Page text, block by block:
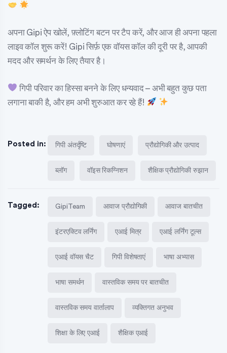
अपना Gipi ऐप खोलें, फ़्लोटिंग बटन पर टैप करें, और आज ही अपना पहला
लाइव कॉल शुरू करें! Gipi सिर्फ़ एक वॉयस कॉल की दूरी पर है, आपकी
मदद और समर्थन के लिए तैयार है।
गिपी परिवार का हिस्सा बनने के लिए धन्यवाद – अभी बहुत कुछ पता
लगाना बाकी है, और हम अभी शुरुआत कर रहे हैं!
Posted in: गिपी अंतर्दृष्टि घोषणाएं प्रौद्योगिकी और उत्पाद
ब्लॉग वॉइस रिकग्निशन शैक्षिक प्रौद्योगिकी रुझान
Tagged: GipiTeam आवाज प्रौद्योगिकी आवाज बातचीत
इंटरएक्टिव लर्निंग एआई मित्र एआई लर्निंग टूल्स
एआई वॉयस चैट गिपी विशेषताएं भाषा अभ्यास
भाषा समर्थन वास्तविक समय पर बातचीत
वास्तविक समय वार्तालाप व्यक्तिगत अनुभव
शिक्षा के लिए एआई शैक्षिक एआई